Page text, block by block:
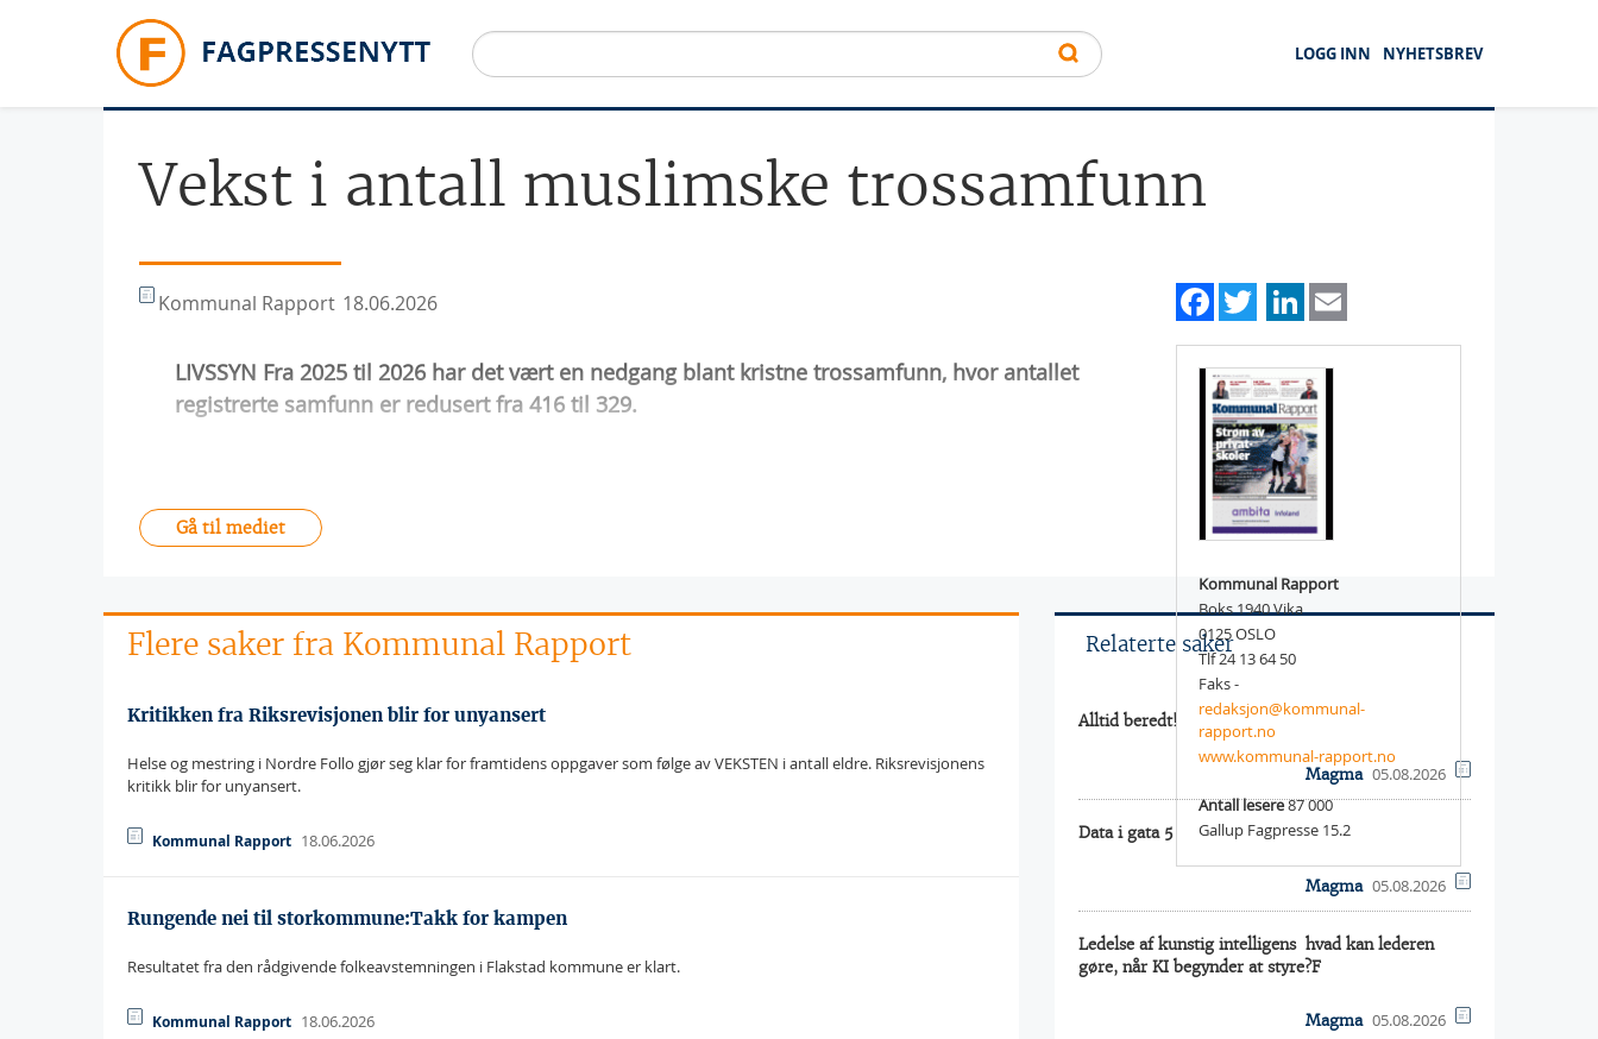
LOGG INN
NYHETSBREV
Vekst i antall muslimske trossamfunn
Kommunal Rapport 18.06.2026
LIVSSYN Fra 2025 til 2026 har det vært en nedgang blant kristne trossamfunn, hvor antallet
registrerte samfunn er redusert fra 416 til 329.
Gå til mediet
Facebook
TwitterLinkedIn
Kommunal Rapport
Boks 1940 Vika
0125 OSLO
Tlf 24 13 64 50
Faks -
redaksjon@kommunal-
rapport.no
www.kommunal-rapport.no
Antall lesere87 000
Gallup Fagpresse 15.2
Flere saker fra Kommunal Rapport
Kritikken fra Riksrevisjonen blir for unyansert
Helse og mestring i Nordre Follo gjør seg klar for framtidens oppgaver som følge av VEKSTEN i antall eldre. Riksrevisjonens
kritikk blir for unyansert.
Kommunal Rapport 18.06.2026
Rungende nei til storkommune:Takk for kampen
Resultatet fra den rådgivende folkeavstemningen i Flakstad kommune er klart.
Kommunal Rapport 18.06.2026
Relaterte saker
Alltid beredt!
Magma 05.08.2026
Data i gata 5
Magma 05.08.2026
Ledelse af kunstig intelligens  hvad kan lederen
gøre, når KI begynder at styre?F
Magma 05.08.2026